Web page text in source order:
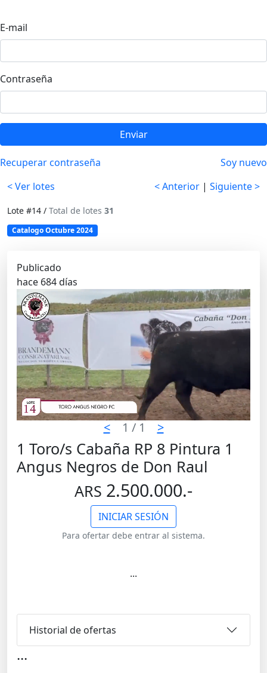
E-mail
Contraseña
Enviar
Recuperar contraseña
Soy nuevo
< Ver lotes
< Anterior | Siguiente >
Lote #14 / Total de lotes 31
Catalogo Octubre 2024
Publicado
hace 684 días
< 1 / 1 >
1 Toro/s Cabaña RP 8 Pintura 1
Angus Negros de Don Raul
ARS 2.500.000.-
INICIAR SESIÓN
Para ofertar debe entrar al sistema.
...
Historial de ofertas
...